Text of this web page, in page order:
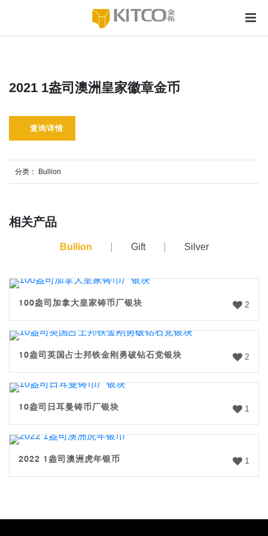
2021 1盎司澳洲皇家徽章金币
查询详情
分类： Bullion
相关产品
Bullion Gift Silver
2
100盎司加拿大皇家铸币厂银块
2
10盎司英国占士邦铁金刚勇破钻石党银块
1
10盎司日耳曼铸币厂银块
1
2022 1盎司澳洲虎年银币